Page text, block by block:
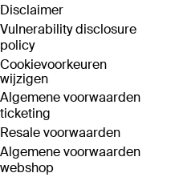
Disclaimer
Vulnerability disclosure
policy
Cookievoorkeuren
wijzigen
Algemene voorwaarden
ticketing
Resale voorwaarden
Algemene voorwaarden
webshop